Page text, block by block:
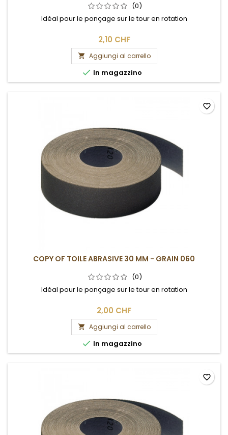
(0)
Idéal pour le ponçage sur le tour en rotation
2,10 CHF
 Aggiungi al carrello
 In magazzino
COPY OF TOILE ABRASIVE 30 MM - GRAIN 060
(0)
Idéal pour le ponçage sur le tour en rotation
2,00 CHF
 Aggiungi al carrello
 In magazzino
favorite_border
favorite_border